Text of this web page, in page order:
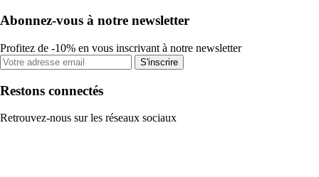
Abonnez-vous à notre newsletter
Profitez de -10% en vous inscrivant à notre newsletter
S'inscrire
Restons connectés
Retrouvez-nous sur les réseaux sociaux